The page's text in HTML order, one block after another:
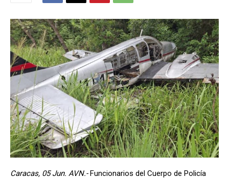
Caracas, 05 Jun. AVN.-Funcionarios del Cuerpo de Policía